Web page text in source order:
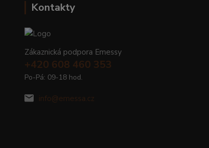
Kontakty
Zákaznická podpora Emessy
+420 608 460 353
Po-Pá: 09-18 hod.
info@emessa.cz